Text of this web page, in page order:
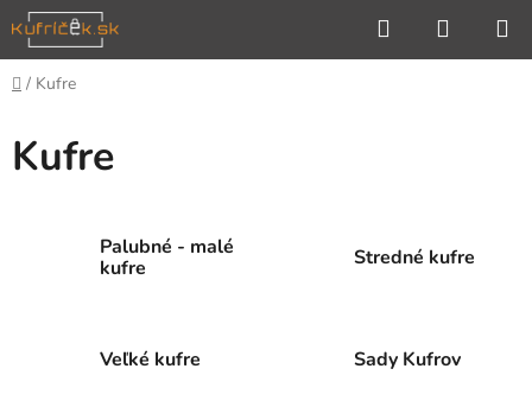
Prejsť
na
obsah
Hľadať
KOŠÍK
Domov
/ Kufre
Kufre
Palubné - malé
kufre
Stredné kufre
Veľké kufre Sady Kufrov